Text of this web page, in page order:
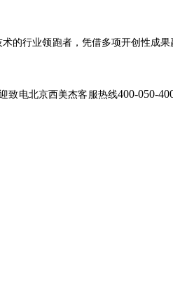
的行业领跑者，凭借多项开创性成
致电北京西美杰客服热线400-050-